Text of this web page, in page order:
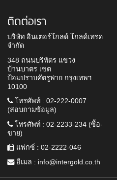
ติดต่อเรา
บริษัท อินเตอร์โกลด์ โกลด์เทรด
จำกัด
348 ถนนบริพัตร แขวง
บ้านบาตร เขต
ป้อมปราบศัตรูพ่าย กรุงเทพฯ
10100
โทรศัพท์ : 02-222-0007
(สอบถามข้อมูล)
โทรศัพท์ : 02-2233-234 (ซื้อ-
ขาย)
แฟกซ์ : 02-2222-046
อีเมล : info@intergold.co.th